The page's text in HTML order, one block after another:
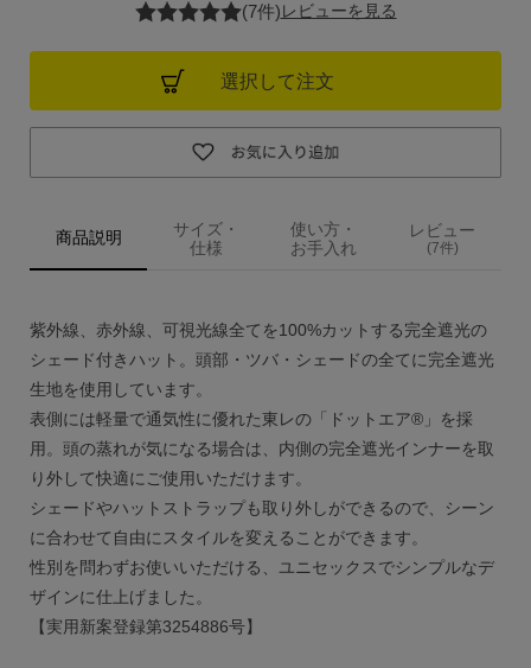
交換・返品
修理 ・保証
ギフト用ラッピング
よくあるご質問・お問い合わせ
ログイン / 新規登録
特定商取引法に基づく表示
会社概要
プライバシーポリシー
サイトポリシー
(7件)レビューを見る
選択して注文
商品説明
サイズ・
仕様
使い方・
お手入れ
レビュー
(7件)
紫外線、赤外線、可視光線全てを100%カットする完全遮光の
シェード付きハット。頭部・ツバ・シェードの全てに完全遮光
生地を使用しています。
表側には軽量で通気性に優れた東レの「ドットエア®」を採
用。頭の蒸れが気になる場合は、内側の完全遮光インナーを取
り外して快適にご使用いただけます。
シェードやハットストラップも取り外しができるので、シーン
に合わせて自由にスタイルを変えることができます。
性別を問わずお使いいただける、ユニセックスでシンプルなデ
ザインに仕上げました。
【実用新案登録第3254886号】